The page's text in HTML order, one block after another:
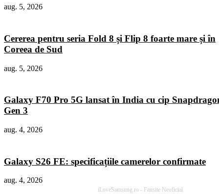
aug. 5, 2026
Cererea pentru seria Fold 8 și Flip 8 foarte mare și în
Coreea de Sud
aug. 5, 2026
Galaxy F70 Pro 5G lansat în India cu cip
Gen 3
aug. 4, 2026
Galaxy S26 FE: specificațiile camerelor confirmate
aug. 4, 2026
iLoveSamsung.ro - Fansite Neoficial